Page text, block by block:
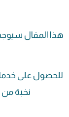
هذا المقال
للحصول على
نخبة من